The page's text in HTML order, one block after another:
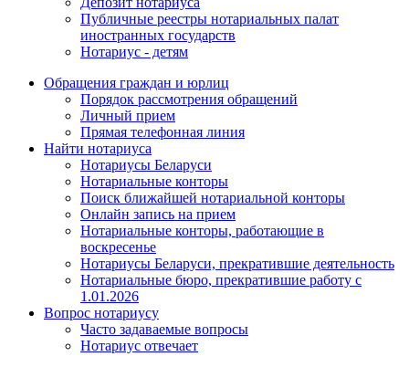
Публичные реестры нотариальных палат
иностранных государств
Нотариус - детям
Обращения граждан и юрлиц
Порядок рассмотрения обращений
Личный прием
Прямая телефонная линия
Найти нотариуса
Нотариусы Беларуси
Нотариальные конторы
Поиск ближайшей нотариальной конторы
Онлайн запись на прием
Нотариальные конторы, работающие в
воскресенье
Нотариусы Беларуси, прекратившие деятельность
Нотариальные бюро, прекратившие работу с
1.01.2026
Вопрос нотариусу
Часто задаваемые вопросы
Нотариус отвечает